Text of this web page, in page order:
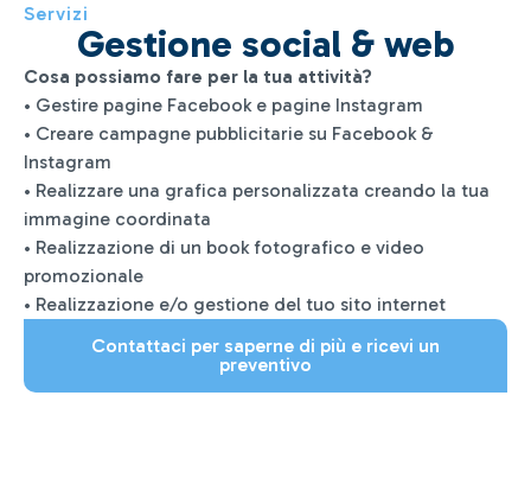
Servizi
Gestione social & web
Cosa possiamo fare per la tua attività?
• Gestire pagine Facebook e pagine Instagram
• Creare campagne pubblicitarie su Facebook &
Instagram
• Realizzare una grafica personalizzata creando la tua
immagine coordinata
• Realizzazione di un book fotografico e video
promozionale
• Realizzazione e/o gestione del tuo sito internet
Contattaci per saperne di più e ricevi un
preventivo